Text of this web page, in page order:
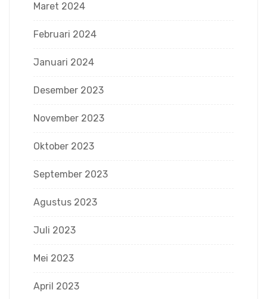
Maret 2024
Februari 2024
Januari 2024
Desember 2023
November 2023
Oktober 2023
September 2023
Agustus 2023
Juli 2023
Mei 2023
April 2023